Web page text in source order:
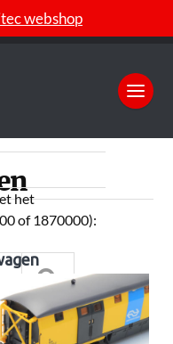
webshop
het
of 1870000):